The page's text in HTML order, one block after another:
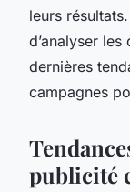
leurs
d’analyser
dernières
campagnes
publicité